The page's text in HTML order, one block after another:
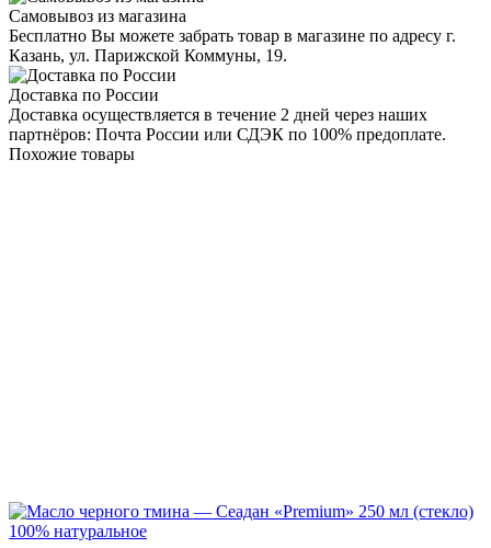
Самовывоз из магазина
Бесплатно Вы можете забрать товар в магазине по адресу г.
Казань, ул. Парижской Коммуны, 19.
Доставка по России
Доставка осуществляется в течение 2 дней через наших
партнёров: Почта России или СДЭК по 100% предоплате.
Похожие товары